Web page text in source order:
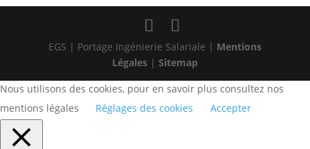
EGS | Portage Ingénierie Salariale | Mentions
Légales| Sitemap
Nous utilisons des cookies, pour en savoir plus consultez nos
mentions légales
Réglages des cookies Accepter